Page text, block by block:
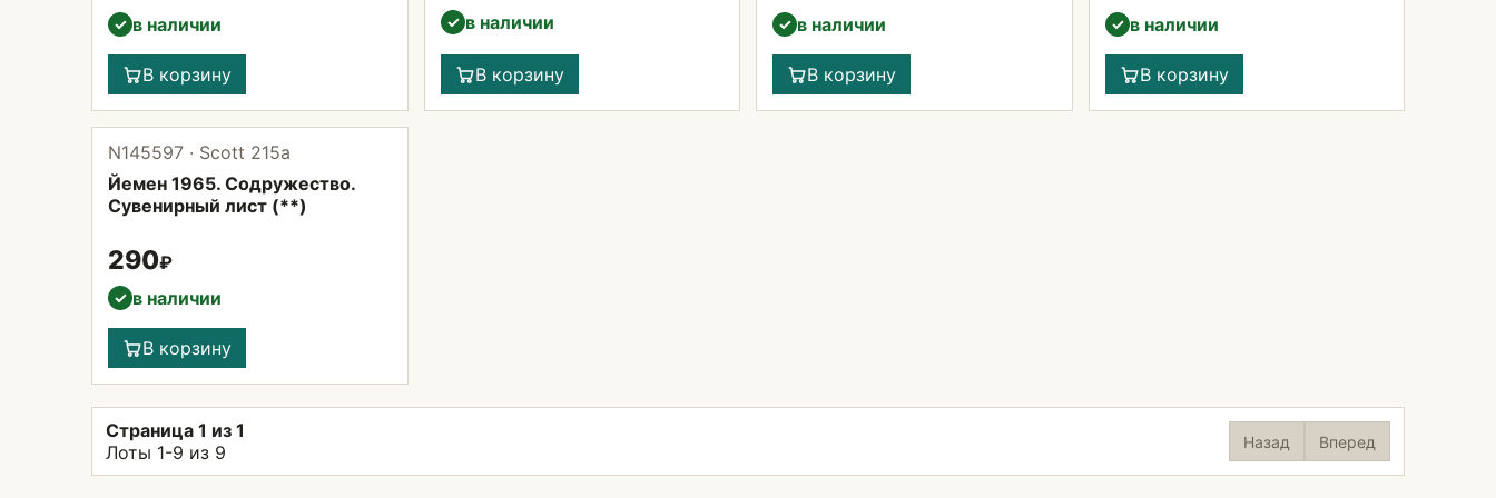
✓ в наличии
В корзину
✓ в наличии
В корзину
✓ в наличии
В корзину
✓ в наличии
В корзину
N145597 · Scott 215а
Йемен 1965. Содружество.
Сувенирный лист (**)
290₽
✓ в наличии
В корзину
Страница 1 из 1
Лоты 1-9 из 9
Назад Вперед